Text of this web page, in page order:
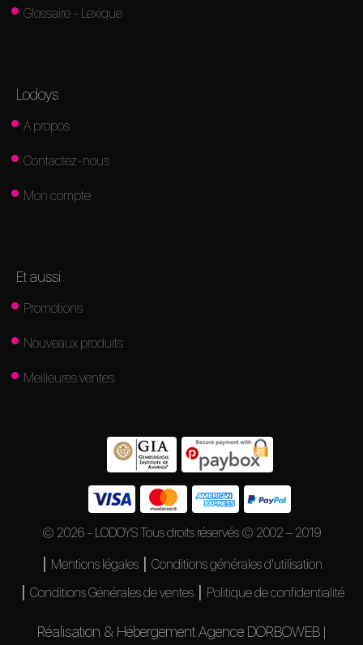
Lodoys
A propos
Contactez-nous
Mon compte
Glossaire - Lexique
Et aussi
Promotions
Nouveaux produits
Meilleures ventes
© 2026 - LODOYS Tous droits réservés © 2002 – 2019
Mentions légales
Conditions générales d'utilisation
Conditions Générales de ventes
Politique de confidentialité
Réalisation & Hébergement Agence DORBOWEB |